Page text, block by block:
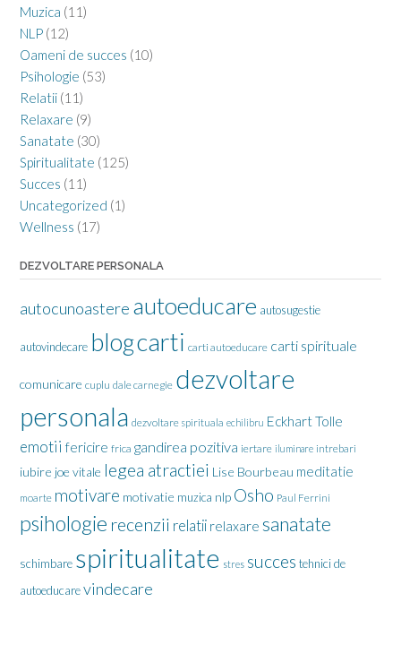
Muzica (11)
NLP (12)
Oameni de succes (10)
Psihologie (53)
Relatii (11)
Relaxare (9)
Sanatate (30)
Spiritualitate (125)
Succes (11)
Uncategorized (1)
Wellness (17)
DEZVOLTARE PERSONALA
autocunoastere autoeducare autosugestie
autovindecare blogcarti carti autoeducare carti spirituale
comunicare cuplu dale carnegie dezvoltare
personala dezvoltare spirituala echilibru Eckhart Tolle
emotii fericire frica gandirea pozitiva iertare iluminare intrebari
iubire joe vitale legea atractiei Lise Bourbeau meditatie
moarte motivare motivatie muzica nlp Osho Paul Ferrini
psihologie recenzii relatii relaxare sanatate
schimbare spiritualitate stres succes tehnici de
autoeducarevindecare